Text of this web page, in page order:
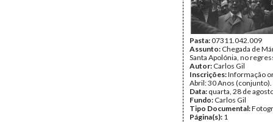
Pasta:07311.042.009
Assunto: Chegada de
Santa Apolónia, no
Autor: Carlos Gil
Inscrições:Informação
Abril: 30 Anos (conjunto).
Data: quarta, 28 de
Fundo: Carlos Gil
Tipo Documental:
Página(s): 1